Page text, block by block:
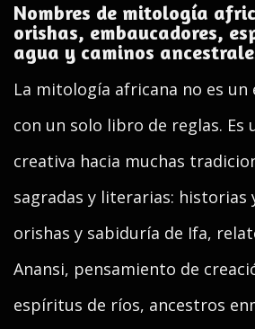
Nombres de mitología
orishas, embaucadores,
agua y caminos
La mitología africana no es un
con un solo libro de reglas. Es
creativa hacia muchas
sagradas y literarias: historias
orishas y sabiduría de Ifa,
Anansi, pensamiento de
espíritus de ríos, ancestros